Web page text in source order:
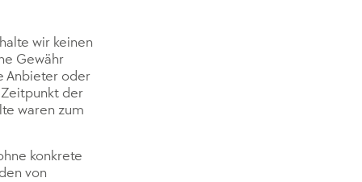
wir keinen
Gewähr
Anbieter oder
der
waren zum
konkrete
von